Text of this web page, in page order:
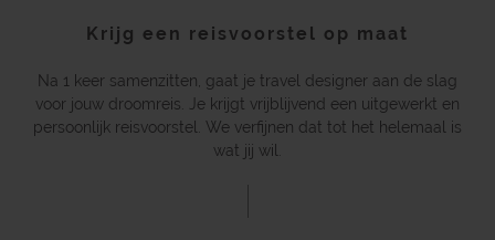
Krijg een reisvoorstel op maat
Na 1 keer samenzitten, gaat je travel designer aan de slag
voor jouw droomreis. Je krijgt vrijblijvend een uitgewerkt en
persoonlijk reisvoorstel. We verfijnen dat tot het helemaal is
wat jij wil.